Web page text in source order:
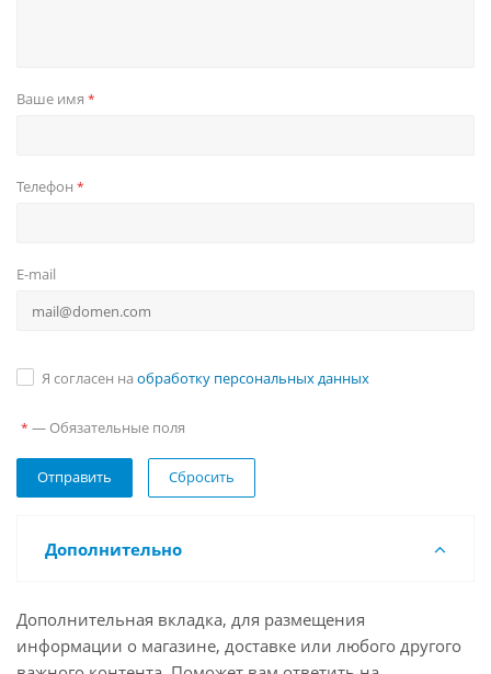
Ваше имя *
Телефон *
E-mail
Я согласен на обработку персональных данных
* — Обязательные поля
Сбросить
Дополнительно
Дополнительная вкладка, для размещения
информации о магазине, доставке или любого другого